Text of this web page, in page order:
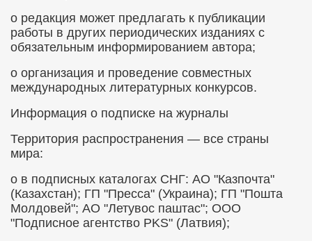
о редакция может предлагать к публикации
работы в других периодических изданиях с
обязательным информированием автора;
о организация и проведение совместных
международных литературных конкурсов.
Информация о подписке на журналы
Территория распространения — все страны
мира:
о в подписных каталогах СНГ: АО "Казпочта"
(Казахстан); ГП "Пресса" (Украина); ГП "Пошта
Молдовей"; АО "Летувос паштас"; ООО
"Подписное агентство PKS" (Латвия);